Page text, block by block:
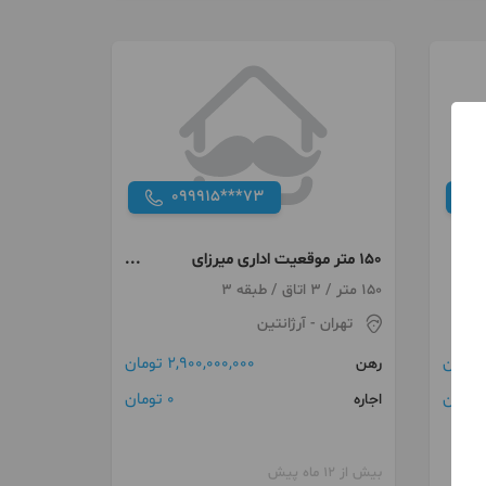
099915***73
150 متر موقعیت اداری میرزای
شیرازی
150 متر / 3 اتاق / طبقه 3
تهران - آرژانتین
رهن
2,900,000,000 تومان
اجاره 0 تومان
بیش از 12 ماه پیش